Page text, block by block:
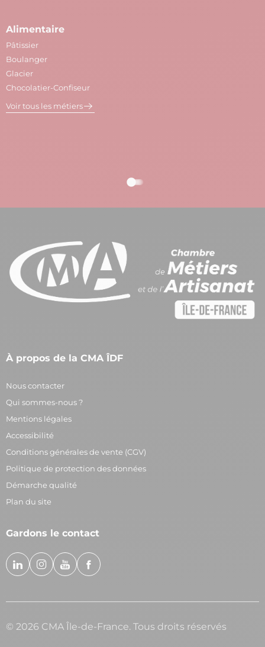
Alimentaire
Pâtissier
Boulanger
Glacier
Chocolatier-Confiseur
Voir tous les métiers
À propos de la CMA ÎDF
Nous contacter
Qui sommes-nous ?
Mentions légales
Accessibilité
Conditions générales de vente (CGV)
Politique de protection des données
Démarche qualité
Plan du site
Gardons le contact
© 2026 CMA Île-de-France. Tous droits réservés